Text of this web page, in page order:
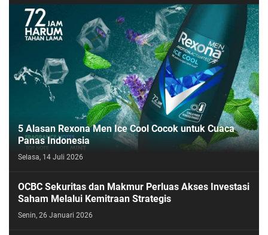
5 Alasan Rexona Men Ice Cool Cocok untuk Cuaca
Panas Indonesia
Selasa, 14 Juli 2026
OCBC Sekuritas dan Makmur Perluas Akses Investasi
Saham Melalui Kemitraan Strategis
Senin, 26 Januari 2026